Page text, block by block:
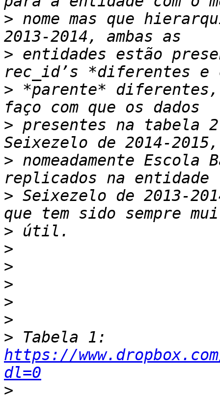
> nome mas que
> entidades estão
> *parente*
> presentes na tabela
> nomeadamente Escola
> Seixezelo de 2013-
>
>
>
>
>
>
>
https://
dl=0
>